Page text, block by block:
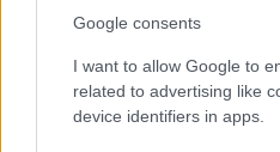
Google consents
I want to allow Google to
related to advertising like
device identifiers in apps.
Continue lendo
NÃO CLASSIFICADO